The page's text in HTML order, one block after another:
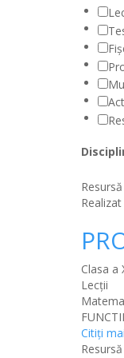
Resursă
Clasa a
Lecții
Citiţi
Resursă